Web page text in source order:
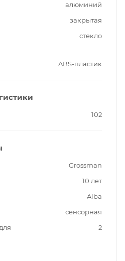
алюминий
закрытая
стекло
ABS-пластик
102
Grossman
10 лет
Alba
сенсорная
2